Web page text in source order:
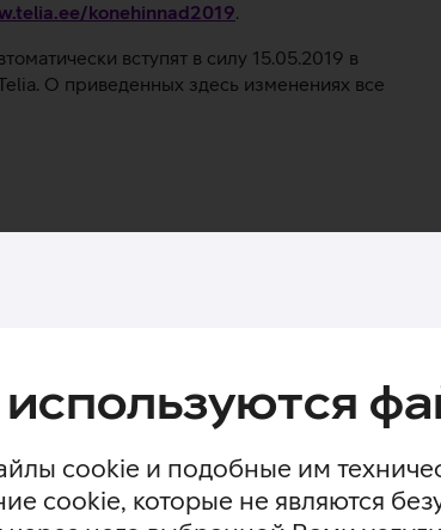
cookie и подобные им
cookie, которые не являются
konehinnad2019.
вступят в силу 15.05.2019 в
О приведенных здесь изменениях все